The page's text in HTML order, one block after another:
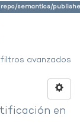
semantics/
avanzados
en